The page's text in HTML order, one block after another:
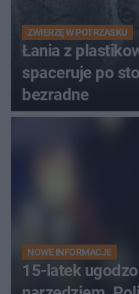
ZWIERZĘ W POTRZASKU
Łania z
spaceruje po
bezradne
NOWE INFORMACJE
15-latek